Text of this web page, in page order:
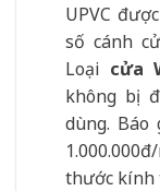
UPVC
số cánh
Loại cửa
không bị
dùng.
thước kính